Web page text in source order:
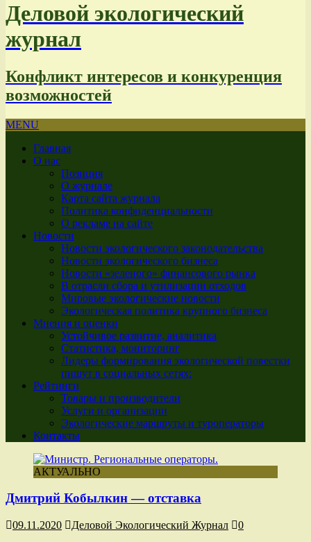
Деловой экологический
журнал
Конфликт интересов и конкуренция
возможностей
MENU
Главная
О нас
Позиция
О журнале
Карта сайта журнала
Политика конфиденциальности
О рекламе на сайте
Новости
Новости экологического законодательства
Новости экологического бизнеса
Новости «зеленого» финансового рынка
В отрасли сбора и утилизации отходов
Мировые экологические новости
Экологическая политика крупного бизнеса
Мнения и оценки
Устойчивое развитие, аналитика
Статистика, мониторинг
Лидеры формирования экологической повестки
пишут в социальных сетях:
Рейтинги
Товары и производители
Услуги и организации
Экологические маршруты и туроператоры
Контакты
АКТУАЛЬНО
Дмитрий Кобылкин — отставка
09.11.2020 Деловой Экологический Журнал
0